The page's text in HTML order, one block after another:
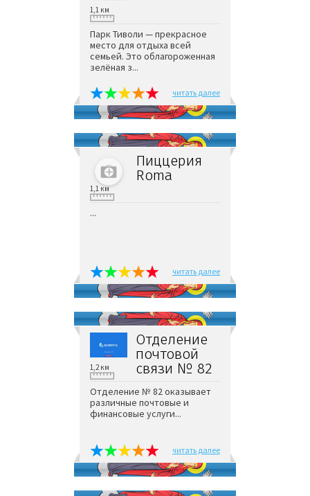
1,1 км
Парк Тиволи — прекрасное
место для отдыха всей
семьей. Это облагороженная
зелёная з...
читать далее
Пиццерия
Roma
1,1 км
...
читать далее
Отделение
почтовой
связи № 82
1,2 км
Отделение № 82 оказывает
различные почтовые и
финансовые услуги...
читать далее